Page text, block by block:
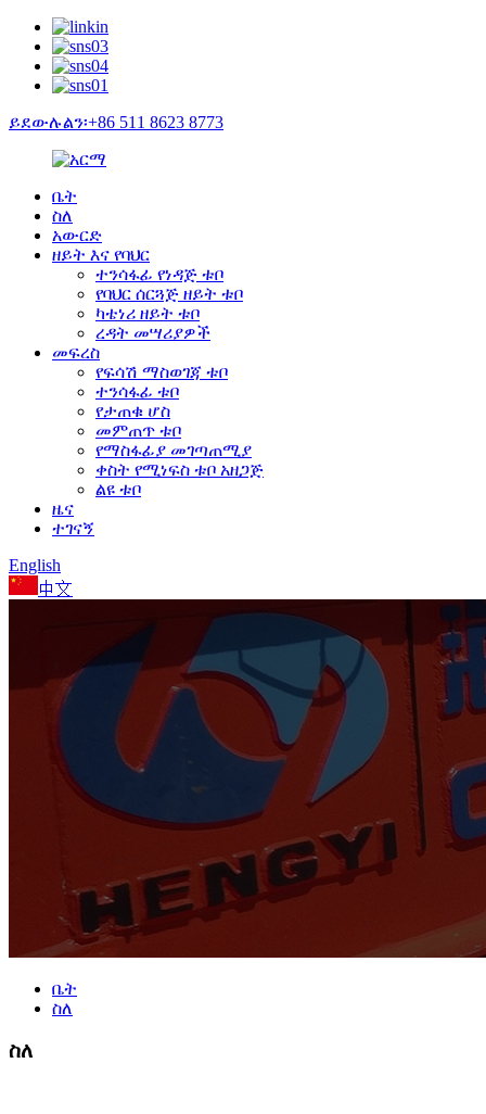
ይደውሉልን፡+86 511 8623 8773
ቤት
ስለ
አውርድ
ዘይት እና የባህር
ተንሳፋፊ የነዳጅ ቱቦ
የባህር ሰርጓጅ ዘይት ቱቦ
ካቴነሪ ዘይት ቱቦ
ረዳት መሣሪያዎች
መፍረስ
የፍሳሽ ማስወገጃ ቱቦ
ተንሳፋፊ ቱቦ
የታጠቁ ሆስ
መምጠጥ ቱቦ
የማስፋፊያ መገጣጠሚያ
ቀስት የሚነፍስ ቱቦ አዘጋጅ
ልዩ ቱቦ
ዜና
ተገናኝ
English
中文
ቤት
ስለ
ስለ